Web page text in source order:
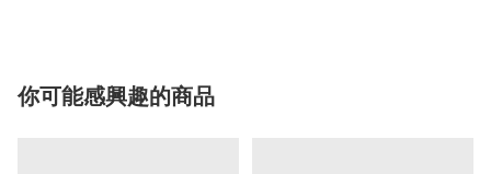
你可能感興趣的商品